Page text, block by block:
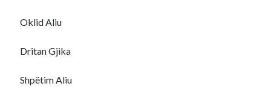
⁠Oklid Aliu
⁠Dritan Gjika
⁠Shpëtim Aliu